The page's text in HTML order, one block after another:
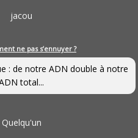
jacou
ne pas s’ennuyer ?
: de notre ADN double à notre
total...
Quelqu'un